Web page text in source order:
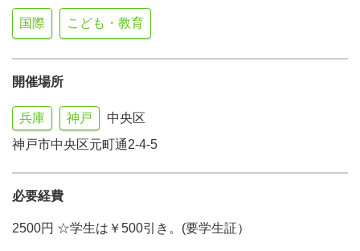
国際 こども・教育
開催場所
兵庫 神戸
中央区
神戸市中央区元町通2-4-5
必要経費
2500円 ☆学生は￥500引き。(要学生証）